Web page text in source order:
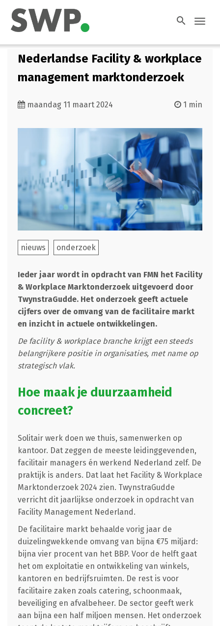
search
Nederlandse Facility & workplace
management marktonderzoek
maandag 11 maart 2024 1 min
nieuws onderzoek
Ieder jaar wordt in opdracht van FMN het Facility
& Workplace Marktonderzoek uitgevoerd door
TwynstraGudde. Het onderzoek geeft actuele
cijfers over de omvang van de facilitaire markt
en inzicht in actuele ontwikkelingen.
De facility & workplace branche krijgt een steeds
belangrijkere positie in organisaties, met name op
strategisch vlak.
Hoe maak je duurzaamheid
concreet?
Solitair werk doen we thuis, samenwerken op
kantoor. Dat zeggen de meeste leidinggevenden,
facilitair managers én werkend Nederland zelf. De
praktijk is anders. Dat laat het Facility & Workplace
Marktonderzoek 2024 zien. TwynstraGudde
verricht dit jaarlijkse onderzoek in opdracht van
Facility Management Nederland.
De facilitaire markt behaalde vorig jaar de
duizelingwekkende omvang van bijna €75 miljard:
bijna vier procent van het BBP. Voor de helft gaat
het om exploitatie en ontwikkeling van winkels,
kantoren en bedrijfsruimten. De rest is voor
facilitaire zaken zoals catering, schoonmaak,
beveiliging en afvalbeheer. De sector geeft werk
aan bijna een half miljoen mensen. Het onderzoek